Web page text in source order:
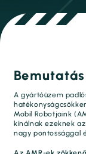
Bemutatás
A gyártóüzem
Mobil Robotjaink
kínálnak ezeknek
nagy pontossággal